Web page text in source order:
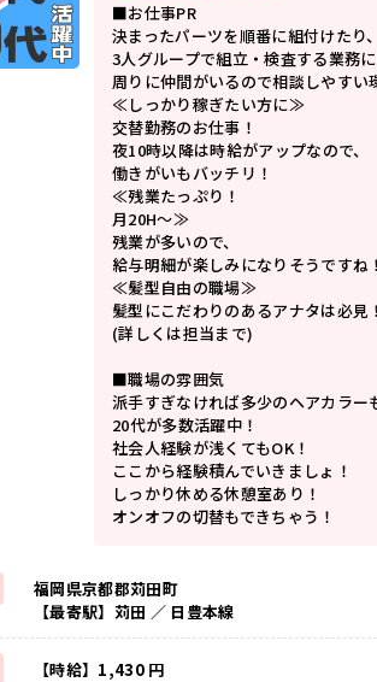
■お仕事PR
決まったパーツを順番に組付けたり、
3人グループで組立・検査する業務に
周りに仲間がいるので相談しやすい
≪しっかり稼ぎたい方に≫
交替勤務のお仕事！
夜10時以降は時給がアップなので、
働きがいもバッチリ！
≪残業たっぷり！
月20H～≫
残業が多いので、
給与明細が楽しみになりそうですね！
≪髪型自由の職場≫
髪型にこだわりのあるアナタは必見！
(詳しくは担当まで)
■職場の雰囲気
派手すぎなければ多少のヘアカラ
20代が多数活躍中！
社会人経験が浅くてもOK！
ここから経験積んでいきましょ！
しっかり休める休憩室あり！
オンオフの切替もできちゃう！
福岡県京都郡苅田町
【最寄駅】苅田 ／ 日豊本線
【時給】1,430 円